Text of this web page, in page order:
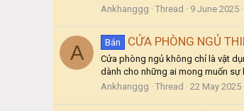
Ankhanggg
Thread 9 June 2025
A Bán CỬA PHÒNG NGỦ
Cửa phòng ngủ không chỉ là vật
dành cho những ai mong muốn sự
Ankhanggg
Thread 22 May 2025